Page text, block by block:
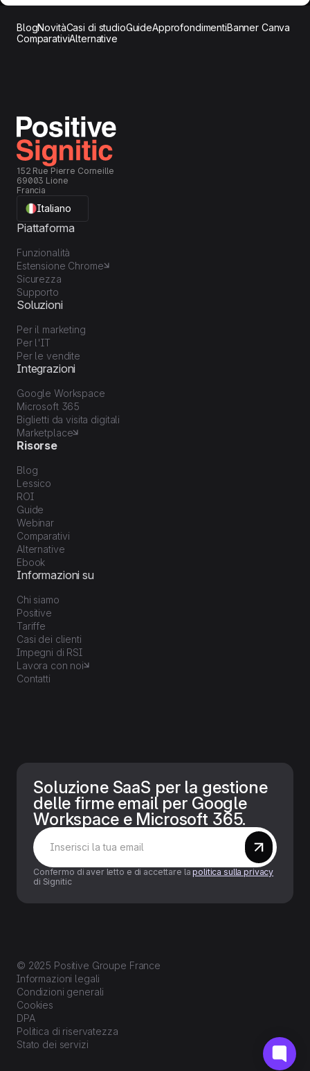
BlogNovitàCasi di studioGuideApprofondimentiBanner Canva
ComparativiAlternative
152 Rue Pierre Corneille
69003 Lione
Francia
Italiano
Piattaforma
Funzionalità
Estensione Chrome
Sicurezza
Supporto
Soluzioni
Per il marketing
Per l'IT
Per le vendite
Integrazioni
Google Workspace
Microsoft 365
Biglietti da visita digitali
Marketplace
Risorse
Blog
Lessico
ROI
Guide
Webinar
Comparativi
Alternative
Ebook
Informazioni su
Chi siamo
Positive
Tariffe
Casi dei clienti
Impegni di RSI
Lavora con noi
Contatti
Soluzione SaaS per la gestione
delle firme email per Google
Workspace e Microsoft 365.
Confermo di aver letto e di accettare lapolitica sulla privacy
di Signitic
© 2025 Positive Groupe France
Informazioni legali
Condizioni generali
Cookies
DPA
Politica di riservatezza
Stato dei servizi